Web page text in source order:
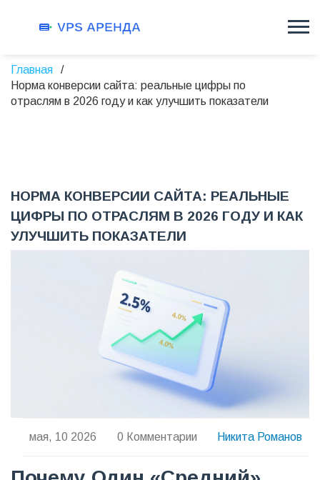
Главная
Норма конверсии сайта: реальные цифры по
отраслям в 2026 году и как улучшить показатели
НОРМА КОНВЕРСИИ САЙТА: РЕАЛЬНЫЕ
ЦИФРЫ ПО ОТРАСЛЯМ В 2026 ГОДУ И КАК
УЛУЧШИТЬ ПОКАЗАТЕЛИ
мая, 10 2026 0 Комментарии Никита Романов